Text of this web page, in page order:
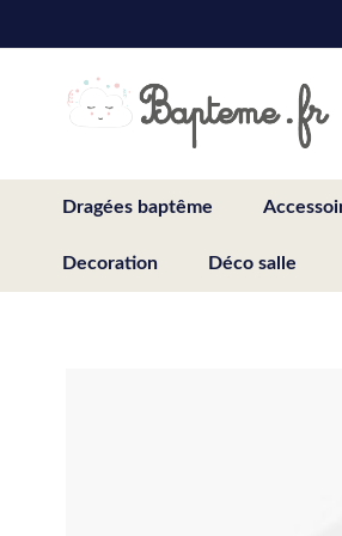
to
Dragées baptême
Decoration Déco salle